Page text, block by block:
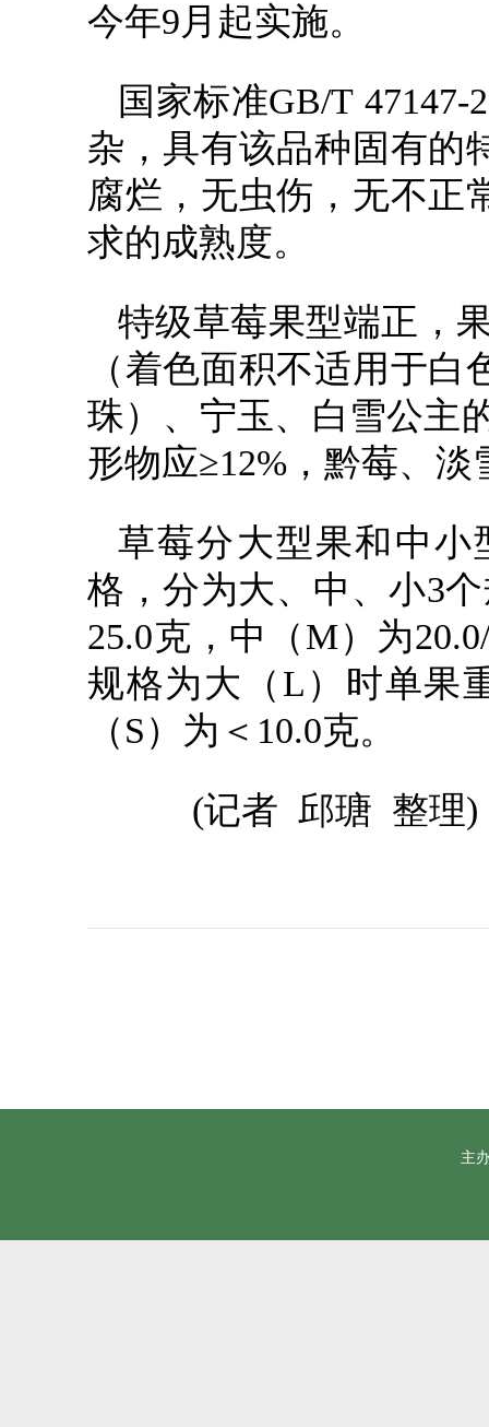
今年9月起实施。
国家标准GB/T
杂，具有该品种固有的
腐烂，无虫伤，无不正
求的成熟度。
特级草莓果型端正，
（着色面积不适用于
珠）、宁玉、白雪公主
形物应≥12%，黔莓、
草莓分大型果和中小
格，分为大、中、小3
25.0克，中（M）为
规格为大（L）时单果
（S）为＜10.0克。
(记者 邱瑭 整理)
主